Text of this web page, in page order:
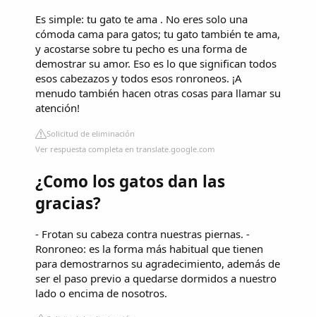
Es simple: tu gato te ama . No eres solo una
cómoda cama para gatos; tu gato también te ama,
y ​​acostarse sobre tu pecho es una forma de
demostrar su amor. Eso es lo que significan todos
esos cabezazos y todos esos ronroneos. ¡A
menudo también hacen otras cosas para llamar su
atención!
Solicitud de eliminación
Ver respuesta completa en translate.google.com
¿Como los gatos dan las
gracias?
- Frotan su cabeza contra nuestras piernas. -
Ronroneo: es la forma más habitual que tienen
para demostrarnos su agradecimiento, además de
ser el paso previo a quedarse dormidos a nuestro
lado o encima de nosotros.